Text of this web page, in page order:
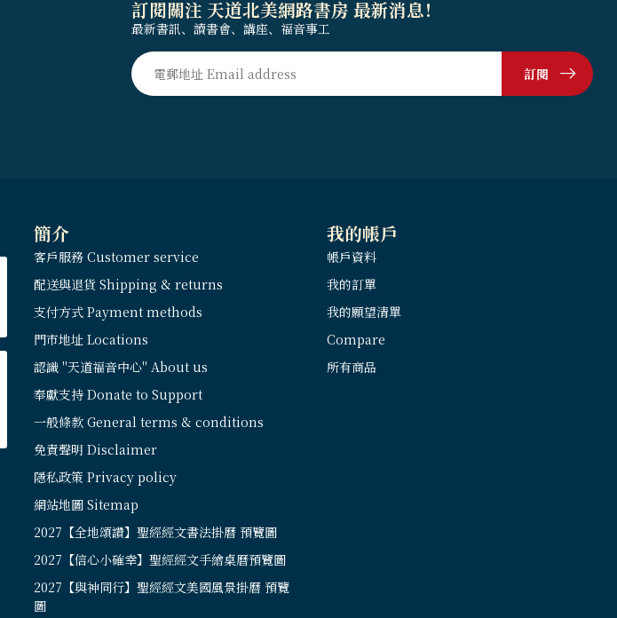
訂閱關注 天道北美網路書房 最新消息！
最新書訊、讀書會、講座、福音事工
訂閱
簡介
客戶服務 Customer service
配送與退貨 Shipping & returns
支付方式 Payment methods
門市地址 Locations
認識 "天道福音中心" About us
奉獻支持 Donate to Support
一般條款 General terms & conditions
免責聲明 Disclaimer
隱私政策 Privacy policy
網站地圖 Sitemap
2027【全地頌讚】聖經經文書法掛曆 預覽圖
2027【信心小確幸】聖經經文手繪桌曆預覽圖
2027【與神同行】聖經經文美國風景掛曆 預覽
圖
我的帳戶
帳戶資料
我的訂單
我的願望清單
Compare
所有商品